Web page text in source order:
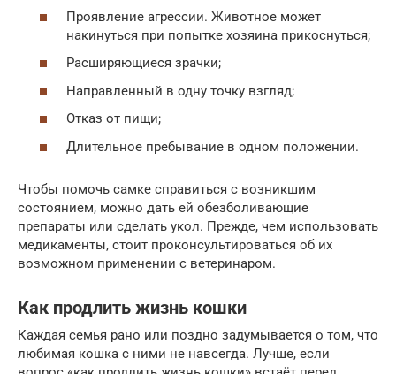
Проявление агрессии. Животное может
накинуться при попытке хозяина прикоснуться;
Расширяющиеся зрачки;
Направленный в одну точку взгляд;
Отказ от пищи;
Длительное пребывание в одном положении.
Чтобы помочь самке справиться с возникшим
состоянием, можно дать ей обезболивающие
препараты или сделать укол. Прежде, чем использовать
медикаменты, стоит проконсультироваться об их
возможном применении с ветеринаром.
Как продлить жизнь кошки
Каждая семья рано или поздно задумывается о том, что
любимая кошка с ними не навсегда. Лучше, если